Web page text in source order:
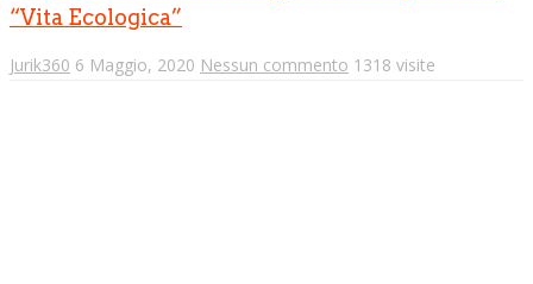
“Vita Ecologica”
Jurik360 6 Maggio, 2020 Nessun commento 1318 visite